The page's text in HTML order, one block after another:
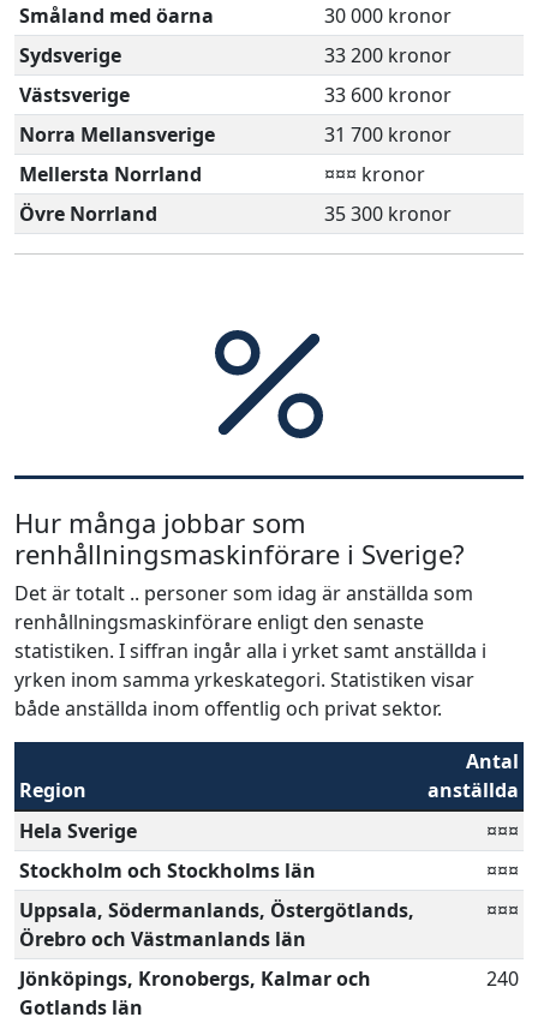
Småland med öarna
30 000 kronor
Sydsverige
33 200 kronor
Västsverige
33 600 kronor
Norra Mellansverige
31 700 kronor
Mellersta Norrland
¤¤¤ kronor
Övre Norrland
35 300 kronor
Hur många jobbar som
renhållningsmaskinförare i Sverige?
Det är totalt .. personer som idag är anställda som
renhållningsmaskinförare enligt den senaste
statistiken. I siffran ingår alla i yrket samt anställda i
yrken inom samma yrkeskategori. Statistiken visar
både anställda inom offentlig och privat sektor.
Region
Antal
anställda
Hela Sverige
¤¤¤
Stockholm och Stockholms län
¤¤¤
Uppsala, Södermanlands, Östergötlands,
Örebro och Västmanlands län
¤¤¤
Jönköpings, Kronobergs, Kalmar och
Gotlands län
240